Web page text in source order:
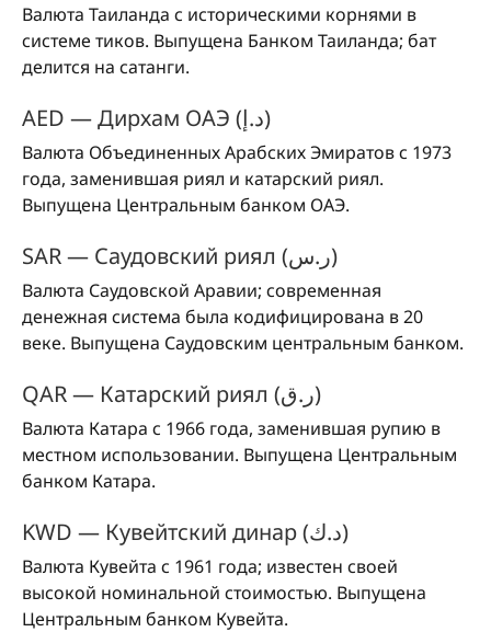
Валюта Таиланда с историческими корнями в
системе тиков. Выпущена Банком Таиланда; бат
делится на сатанги.
AED — Дирхам ОАЭ (د.إ)
Валюта Объединенных Арабских Эмиратов с 1973
года, заменившая риял и катарский риял.
Выпущена Центральным банком ОАЭ.
SAR — Саудовский риял (ر.س)
Валюта Саудовской Аравии; современная
денежная система была кодифицирована в 20
веке. Выпущена Саудовским центральным банком.
QAR — Катарский риял (ر.ق)
Валюта Катара с 1966 года, заменившая рупию в
местном использовании. Выпущена Центральным
банком Катара.
KWD — Кувейтский динар (د.ك)
Валюта Кувейта с 1961 года; известен своей
высокой номинальной стоимостью. Выпущена
Центральным банком Кувейта.